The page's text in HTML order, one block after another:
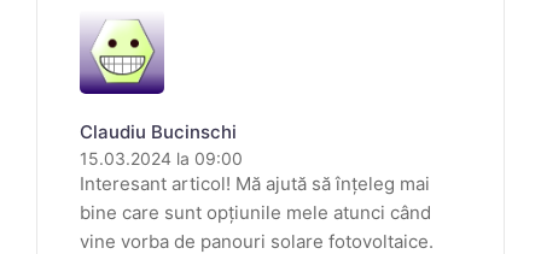
Claudiu Bucinschi
15.03.2024 la 09:00
Interesant articol! Mă ajută să înțeleg mai
bine care sunt opțiunile mele atunci când
vine vorba de panouri solare fotovoltaice.